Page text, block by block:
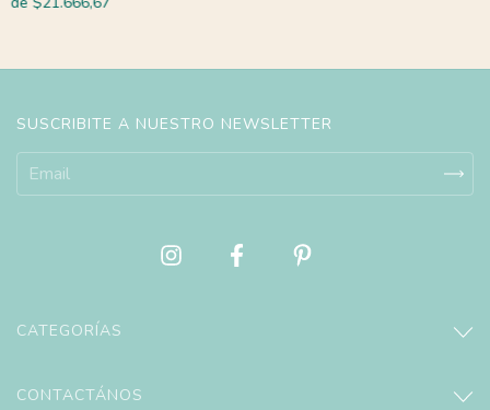
SUSCRIBITE A NUESTRO NEWSLETTER
CATEGORÍAS
CONTACTÁNOS